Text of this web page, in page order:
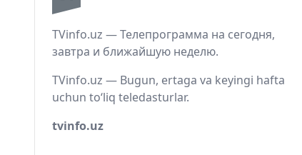
TVinfo.uz — Телепрограмма на сегодня,
завтра и ближайшую неделю.
TVinfo.uz — Bugun, ertaga va keyingi hafta
uchun to‘liq teledasturlar.
tvinfo.uz